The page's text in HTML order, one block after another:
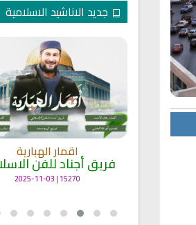
جديد الاناشيد الاسلامية
اقمار الهبارية
فريق أجناد للفن
15270 | 2025-11-03